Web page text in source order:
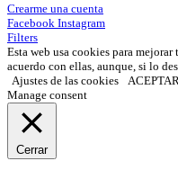
Crearme una cuenta
Facebook Instagram
Filters
Esta web usa cookies para
acuerdo con ellas, aunque, si lo
Ajustes de las cookies
ACEPTAR
Manage consent
Cerrar